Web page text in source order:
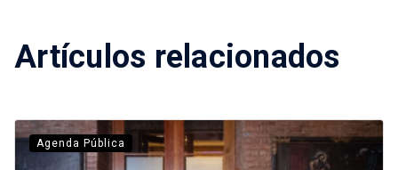
Artículos relacionados
Agenda Pública